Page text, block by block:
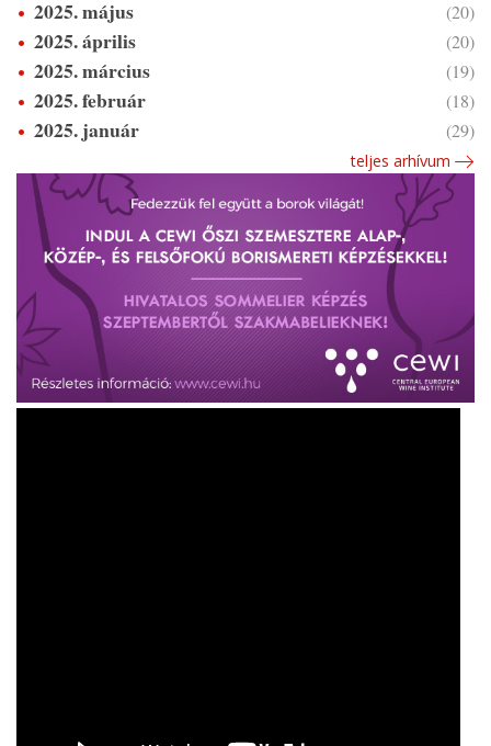
2025. május (20)
2025. április (20)
2025. március (19)
2025. február (18)
2025. január (29)
teljes arhívum